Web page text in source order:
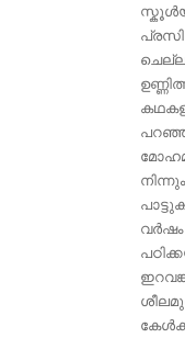
വർഷം